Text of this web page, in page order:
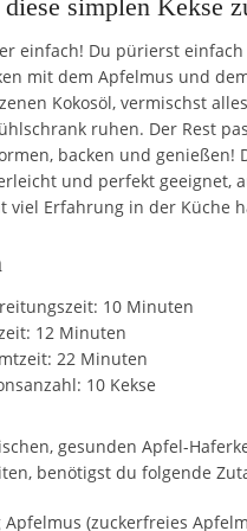
simplen Kekse
einfach! Du pürierst
mit dem Apfelmus und
Kokosöl, vermischst
ruhen. Der Rest
backen und genießen!
und perfekt geeignet,
viel Erfahrung in der Küche
10 Minuten
12 Minuten
22 Minuten
10 Kekse
gesunden Apfel-
benötigst du folgende
Apfelmus (zuckerfreies